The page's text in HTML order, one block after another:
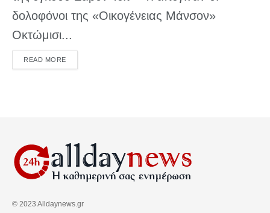
δολοφόνοι της «Οικογένειας Μάνσον»
Οκτώμισι...
READ MOREDETAILS
© 2023 Alldaynews.gr